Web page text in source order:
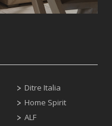
Ditre Italia
Home Spirit
ALF